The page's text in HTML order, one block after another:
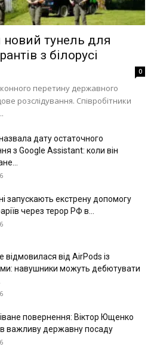
тунель для
з білорусі
0
перетину державного
розслідування. Співробітники
дату остаточного
з Google Assistant: коли він
запускають екстрену допомогу
через терор РФ в...
відмовилася від AirPods із
навушники можуть дебютувати
повернення: Віктор Ющенко
важливу державну посаду